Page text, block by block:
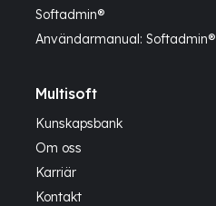
Softadmin®
Användarmanual: Softadmin®
Multisoft
Kunskapsbank
Om oss
Karriär
Kontakt